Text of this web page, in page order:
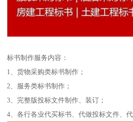
标书制作服务内容：
1、货物采购类标书制作；
2、服务类标书制作；
3、完整版投标文件制作、装订；
4、各行各业代买标书、代做投标文件、代